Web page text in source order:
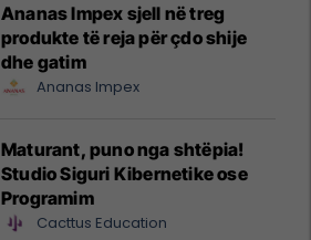
Ananas Impex sjell në treg
produkte të reja për çdo shije
dhe gatim
Ananas Impex
Maturant, puno nga shtëpia!
Studio Siguri Kibernetike ose
Programim
Cacttus Education